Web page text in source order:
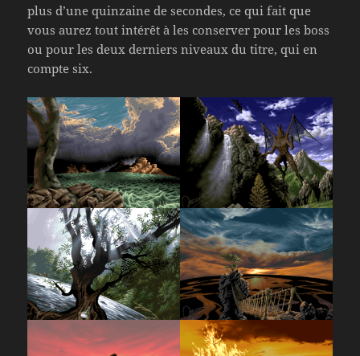
plus d’une quinzaine de secondes, ce qui fait que
vous aurez tout intérêt à les conserver pour les boss
ou pour les deux derniers niveaux du titre, qui en
compte six.